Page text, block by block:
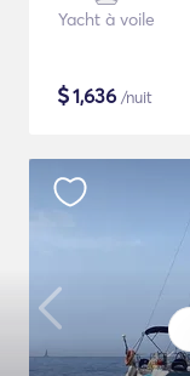
Yacht à voile
$1,636 /nuit